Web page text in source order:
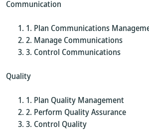
Communication
Plan Communications
Manage Communications
Control Communications
Quality
Plan Quality Management
Perform Quality Assurance
Control Quality